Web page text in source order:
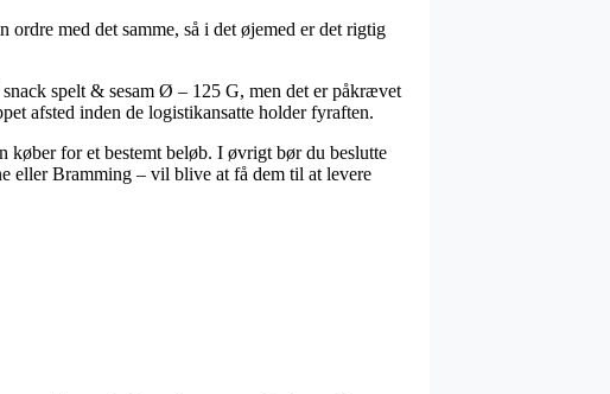
med det samme, så i det øjemed er det rigtig
spelt & sesam Ø – 125 G, men det er påkrævet
afsted inden de logistikansatte holder fyraften.
køber for et bestemt beløb. I øvrigt bør du beslutte
eller Bramming – vil blive at få dem til at levere